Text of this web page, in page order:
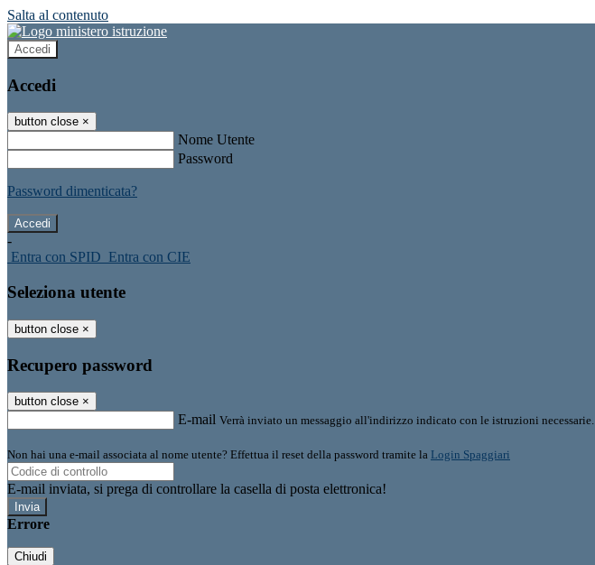
Salta al contenuto
Accedi
Accedi
button close ×
Nome Utente
Password
Password dimenticata?
-
Entra con SPID Entra con CIE
Seleziona utente
button close ×
Recupero password
button close ×
E-mail Verrà inviato un messaggio all'indirizzo indicato con le istruzioni necessarie.
Non hai una e-mail associata al nome utente? Effettua il reset della password tramite la Login Spaggiari
E-mail inviata, si prega di controllare la casella di posta elettronica!
Errore
Chiudi